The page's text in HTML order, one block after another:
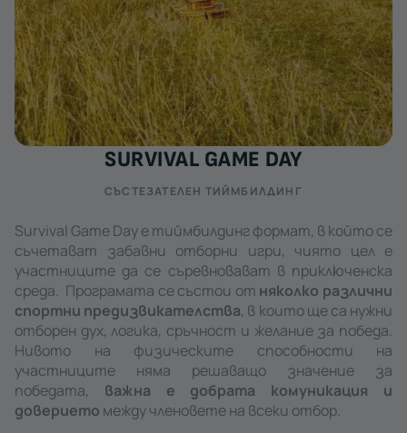
SURVIVAL GAME DAY
СЪСТЕЗАТЕЛЕН ТИЙМБИЛДИНГ
Survival Game Day е тиймбилдинг формат, в който се
съчетават забавни отборни игри, чиято цел е
участниците да се съревновават в приключенска
среда. Програмата се състои от няколко различни
спортни предизвикателства, в които ще са нужни
отборен дух, логика, сръчност и желание за победа.
Нивото на физическите способности на
участниците няма решаващо значение за
победата, важна е добрата комуникация и
доверието между членовете на всеки отбор.